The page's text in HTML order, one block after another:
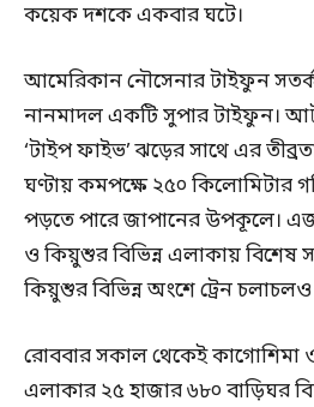
কয়েক দশকে একবার ঘটে।
আমেরিকান নৌসেনার টাইফুন
নানমাদল একটি সুপার টাইফুন।
‘টাইপ ফাইভ’ ঝড়ের সাথে এর
ঘণ্টায় কমপক্ষে ২৫০ কিলোমিটার
পড়তে পারে জাপানের উপকূলে।
ও কিয়ুশুর বিভিন্ন এলাকায় বিশেষ
কিয়ুশুর বিভিন্ন অংশে ট্রেন চলাচলও
রোববার সকাল থেকেই কাগোশিমা ও
এলাকার ২৫ হাজার ৬৮০ বাড়িঘর